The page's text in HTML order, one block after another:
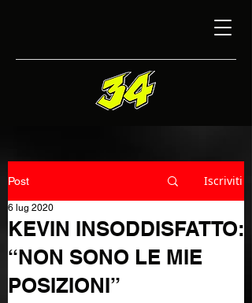
Post Iscriviti
KEVIN INSODDISFATTO:
“NON SONO LE MIE
POSIZIONI”
6 lug 2020